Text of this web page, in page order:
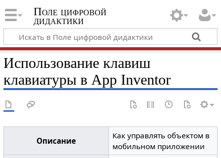
Поле цифровой
дидактики
Использование клавиш
клавиатуры в App Inventor
Описание
Как управлять объектом в
мобильном приложении